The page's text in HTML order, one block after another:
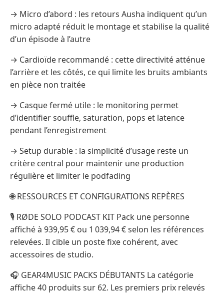
→ Micro d’abord : les retours Ausha indiquent qu’un
micro adapté réduit le montage et stabilise la qualité
d’un épisode à l’autre
→ Cardioïde recommandé : cette directivité atténue
l’arrière et les côtés, ce qui limite les bruits ambiants
en pièce non traitée
→ Casque fermé utile : le monitoring permet
d’identifier souffle, saturation, pops et latence
pendant l’enregistrement
→ Setup durable : la simplicité d’usage reste un
critère central pour maintenir une production
régulière et limiter le podfading
🌐 RESSOURCES ET CONFIGURATIONS REPÈRES
🎙️ RØDE SOLO PODCAST KIT Pack une personne
affiché à 939,95 € ou 1 039,94 € selon les références
relevées. Il cible un poste fixe cohérent, avec
accessoires de studio.
🎧 GEAR4MUSIC PACKS DÉBUTANTS La catégorie
affiche 40 produits sur 62. Les premiers prix relevés